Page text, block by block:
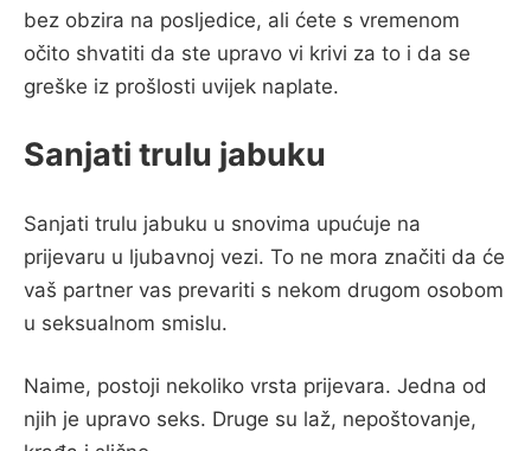
bez obzira na posljedice, ali ćete s vremenom
očito shvatiti da ste upravo vi krivi za to i da se
greške iz prošlosti uvijek naplate.
Sanjati trulu jabuku
Sanjati trulu jabuku u snovima upućuje na
prijevaru u ljubavnoj vezi. To ne mora značiti da će
vaš partner vas prevariti s nekom drugom osobom
u seksualnom smislu.
Naime, postoji nekoliko vrsta prijevara. Jedna od
njih je upravo seks. Druge su laž, nepoštovanje,